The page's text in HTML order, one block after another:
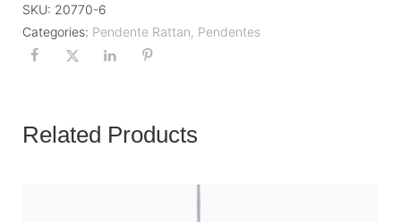
SKU: 20770-6
Categories: Pendente Rattan, Pendentes
Related Products